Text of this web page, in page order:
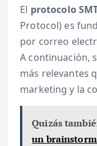
El protocolo
Protocol) es
por correo
A continuación,
más relevantes
marketing y la
Quizás
un